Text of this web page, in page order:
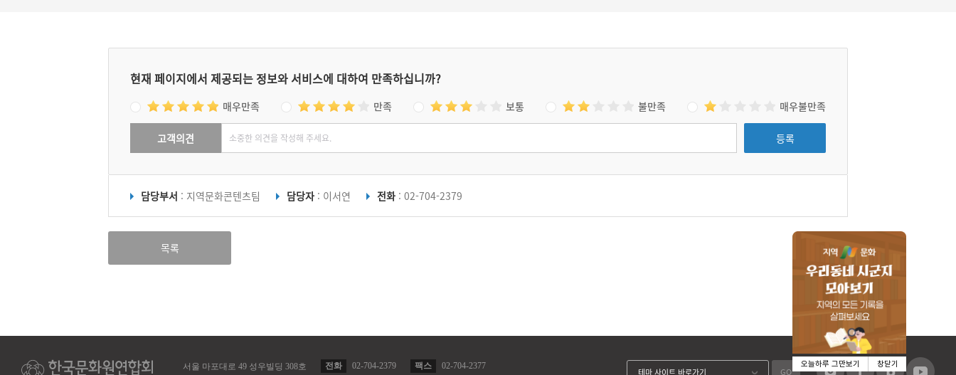
현재 페이지에서 제공되는 정보와 서비스에 대하여 만족하십니까?
매우만족 만족 보통 불만족 매우불만족
고객의견 등록
담당부서 : 지역문화콘텐츠팀 담당자 : 이서연 전화 : 02-704-2379
목록
서울 마포대로 49 성우빌딩 308호 전화 02-704-2379 팩스 02-704-2377
테마 사이트 바로가기 GO
오늘하루 그만보기 창닫기